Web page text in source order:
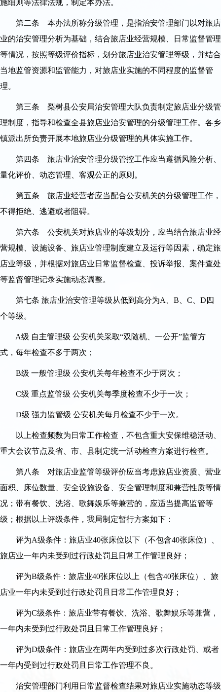
施细则等法律法规，制定本办法。
第二条 本办法所称分级管理，是指治安管理部门以对旅店
业的治安管理分析为基础，结合旅店业经营规模、日常监督管理
等情况，按照等级评价指标，划分旅店业治安管理等级，并结合
当地监管资源和监管能力，对旅店业实施的不同程度的监督管
理。
第三条 梨树县公安局治安管理大队负责制定旅店业分级管
理制度，指导和检查全县旅店业治安管理的分级管理工作。各乡
镇派出所负责开展本地旅店业分级管理的具体实施工作。
第四条 旅店业治安管理分级管控工作应当遵循风险分析、
量化评价、动态管理、客观公正的原则。
第五条 旅店业经营者应当配合公安机关的分级管理工作，
不得拒绝、逃避或者阻碍。
第六条 公安机关对旅店业的等级划分，应当结合旅店业经
营规模、设施设备、旅店业管理制度建立及运行等因素，确定旅
店业等级，并根据对旅店业日常监督检查、投诉举报、案件查处
等监督管理记录实施动态调整。
第七条 旅店业治安管理等级从低到高分为A、B、C、D四
个等级。
A级 自主管理级 公安机关采取“双随机、一公开”监管方
式，每年检查不多于两次；
B级 一般管理级 公安机关每年检查不少于两次；
C级 重点监管级 公安机关每季度检查不少于一次；
D级 强力监管级 公安机关每月检查不少于一次。
以上检查频数为日常工作检查，不包含重大安保维稳活动、
重大会议节点及省、市、县制定统一活动检查方案进行检查。
第八条 对旅店业监管等级评价应当考虑旅店业资质、营业
面积、床位数量、安全设施设备、安全管理制度和兼营性质等情
况；带有餐饮、洗浴、歌舞娱乐等兼营的，应适当提高监管等
级；根据以上评级条件，我局制定暂行方案如下：
评为A级条件：旅店业40张床位以下（不包含40张床位）、
旅店业一年内未受到过行政处罚且日常工作管理良好；
评为B级条件：旅店业40张床位以上（包含40张床位）、旅
店业一年内未受到过行政处罚且日常工作管理良好；
评为C级条件：旅店业带有餐饮、洗浴、歌舞娱乐等兼营，
一年内未受到过行政处罚且日常工作管理良好；
评为D级条件：旅店业在两年内受到过多次行政处罚、或者
一年内受到过行政处罚且日常工作管理不良。
治安管理部门利用日常监督检查结果对旅店业实施动态等级